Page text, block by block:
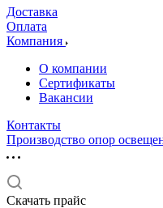
Доставка
Оплата
Компания
О компании
Сертификаты
Вакансии
Контакты
Производство опор
Скачать прайс